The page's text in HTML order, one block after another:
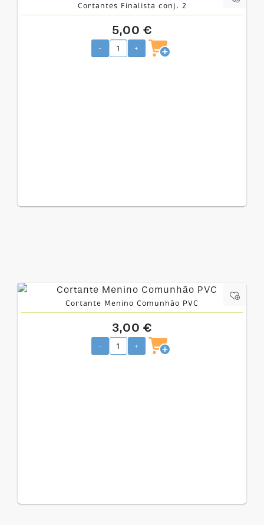
Cortantes Finalista conj. 2
5,00 €
- +
Cortante Menino Comunhão PVC
3,00 €
- +